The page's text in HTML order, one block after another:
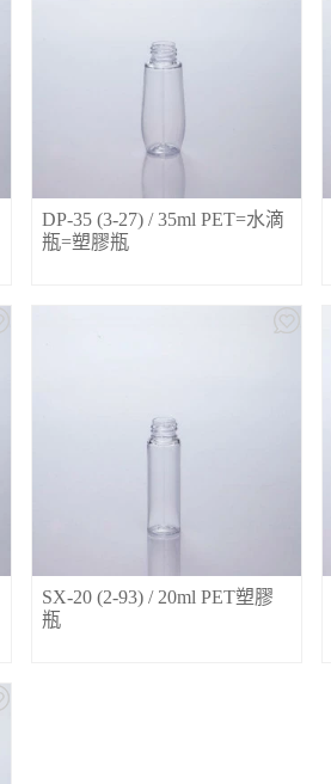
DP-35 (3-27) / 35ml PET=水滴
瓶=塑膠瓶
SX-20 (2-93) / 20ml PET塑膠
瓶